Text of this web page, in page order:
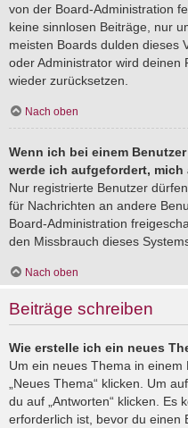
von der Board-Administration
keine sinnlosen Beiträge, nur
meisten Boards dulden dieses
oder Administrator wird deinen
wieder zurücksetzen.
Nach oben
Wenn ich bei einem
werde ich aufgefordert, mich
Nur registrierte Benutzer
für Nachrichten an andere
Board-Administration
den Missbrauch dieses
Nach oben
Beiträge schreiben
Wie erstelle ich ein neues
Um ein neues Thema in
„Neues Thema“ klicken. Um
du auf „Antworten“ klicken. Es
erforderlich ist, bevor du einen